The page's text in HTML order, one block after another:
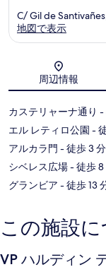
C/ Gil de
地図で表示
周辺情報
カステリャーナ通り -
エル レティロ公園 -
アルカラ門 - 徒歩 3 分
シベレス広場- 徒歩 8
グランビア - 徒歩 13
この施設
VP ハルディン